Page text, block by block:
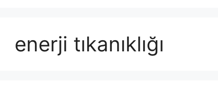
enerji tıkanıklığı